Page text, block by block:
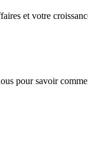
et votre
pour savoir